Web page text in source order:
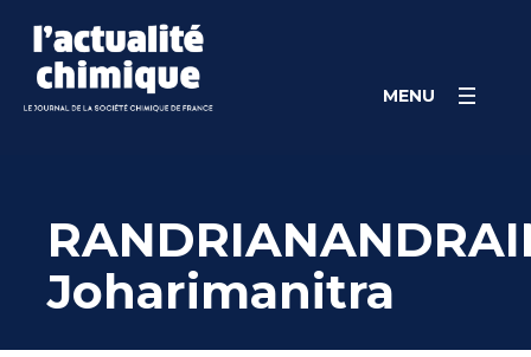
content
MENU
Joharimanitra